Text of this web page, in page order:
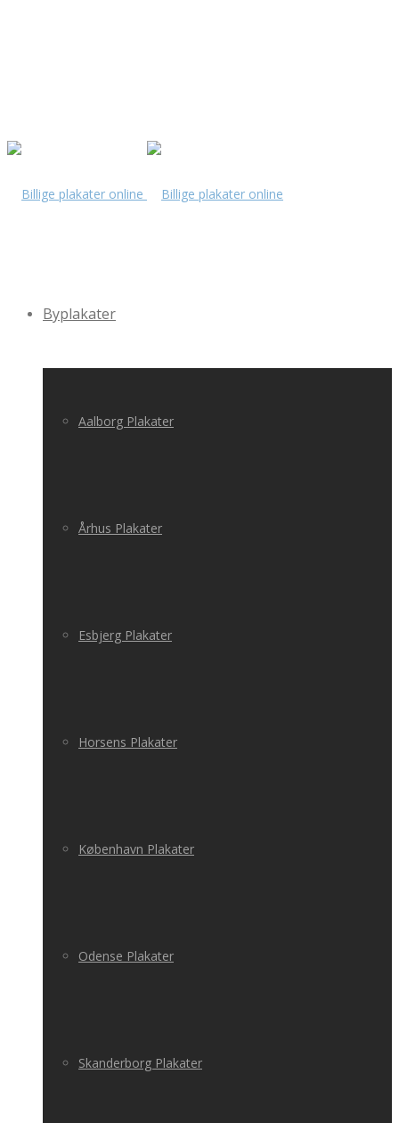
Byplakater
Aalborg Plakater
Århus Plakater
Esbjerg Plakater
Horsens Plakater
København Plakater
Odense Plakater
Skanderborg Plakater